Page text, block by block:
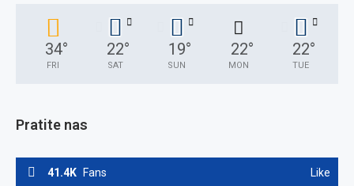
34°
FRI
22°
SAT
19°
SUN
22°
MON
22°
TUE
Pratite nas
41.4K Fans Like